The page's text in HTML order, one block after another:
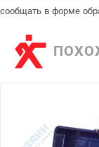
сообщать в форме